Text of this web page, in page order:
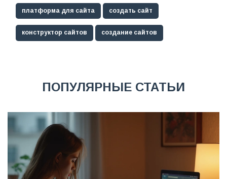
платформа для сайта создать сайт
конструктор сайтов создание сайтов
ПОПУЛЯРНЫЕ СТАТЬИ